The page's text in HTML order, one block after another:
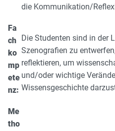
die Kommunikation/
Fa
ch
ko
mp
ete
nz:
Die Studenten sind in der
Szenografien zu
reflektieren, um
und/oder wichtige
Wissensgeschichte
Me
tho